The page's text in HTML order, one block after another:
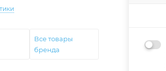
Все товары
бренда